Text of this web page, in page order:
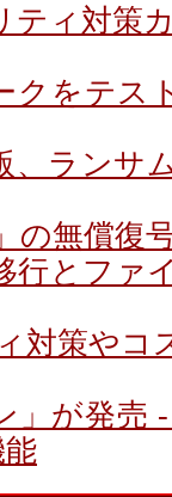
ティ対策
クをテス
、ランサ
の無償復
行とファ
対策やコ
」が発売